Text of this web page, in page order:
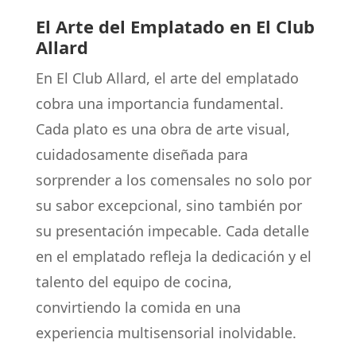
El Arte del Emplatado en El Club
Allard
En El Club Allard, el arte del emplatado
cobra una importancia fundamental.
Cada plato es una obra de arte visual,
cuidadosamente diseñada para
sorprender a los comensales no solo por
su sabor excepcional, sino también por
su presentación impecable. Cada detalle
en el emplatado refleja la dedicación y el
talento del equipo de cocina,
convirtiendo la comida en una
experiencia multisensorial inolvidable.